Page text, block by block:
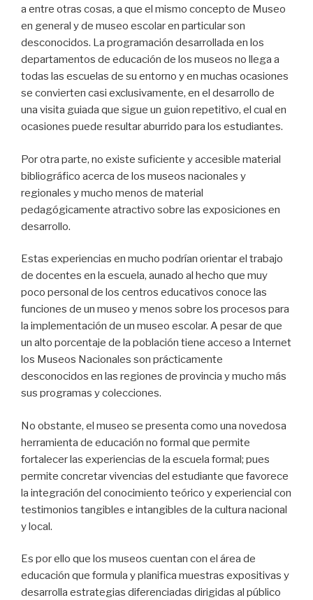
a entre otras cosas, a que el mismo concepto de Museo
en general y de museo escolar en particular son
desconocidos. La programación desarrollada en los
departamentos de educación de los museos no llega a
todas las escuelas de su entorno y en muchas ocasiones
se convierten casi exclusivamente, en el desarrollo de
una visita guiada que sigue un guion repetitivo, el cual en
ocasiones puede resultar aburrido para los estudiantes.
Por otra parte, no existe suficiente y accesible material
bibliográfico acerca de los museos nacionales y
regionales y mucho menos de material
pedagógicamente atractivo sobre las exposiciones en
desarrollo.
Estas experiencias en mucho podrían orientar el trabajo
de docentes en la escuela, aunado al hecho que muy
poco personal de los centros educativos conoce las
funciones de un museo y menos sobre los procesos para
la implementación de un museo escolar. A pesar de que
un alto porcentaje de la población tiene acceso a Internet
los Museos Nacionales son prácticamente
desconocidos en las regiones de provincia y mucho más
sus programas y colecciones.
No obstante, el museo se presenta como una novedosa
herramienta de educación no formal que permite
fortalecer las experiencias de la escuela formal; pues
permite concretar vivencias del estudiante que favorece
la integración del conocimiento teórico y experiencial con
testimonios tangibles e intangibles de la cultura nacional
y local.
Es por ello que los museos cuentan con el área de
educación que formula y planifica muestras expositivas y
desarrolla estrategias diferenciadas dirigidas al público